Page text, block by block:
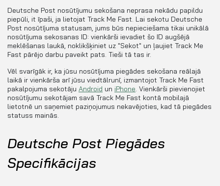
Deutsche Post nosūtījumu sekošana neprasa nekādu papildu
piepūli, it īpaši, ja lietojat Track Me Fast. Lai sekotu Deutsche
Post nosūtījuma statusam, jums būs nepieciešama tikai unikālā
nosūtījuma sekosanas ID: vienkārši ievadiet šo ID augšējā
meklēšanas laukā, noklikšķiniet uz "Sekot" un ļaujiet Track Me
Fast pārējo darbu paveikt pats. Tieši tā tas ir.
Vēl svarīgāk ir, ka jūsu nosūtījuma piegādes sekošana reālajā
laikā ir vienkārša arī jūsu viedtālrunī, izmantojot Track Me Fast
pakalpojuma sekotāju Android un iPhone. Vienkārši pievienojiet
nosūtījumu sekotājam savā Track Me Fast kontā mobilajā
lietotnē un saņemiet paziņojumus nekavējoties, kad tā piegādes
statuss mainās.
Deutsche Post Piegādes
Specifikācijas